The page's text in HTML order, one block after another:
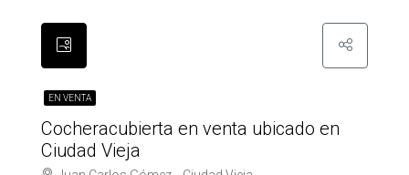
EN VENTA
Cocheracubierta en venta ubicado en
Ciudad Vieja